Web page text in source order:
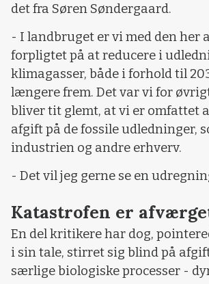
det fra Søren Søndergaard.
- I landbruget er vi med den her
forpligtet på at reducere i
klimagasser, både i forhold til
længere frem. Det var vi for
bliver tit glemt, at vi er omfattet
afgift på de fossile udledninger,
industrien og andre erhverv.
- Det vil jeg gerne se en
Katastrofen er
En del kritikere har dog,
i sin tale, stirret sig blind på
særlige biologiske processer -